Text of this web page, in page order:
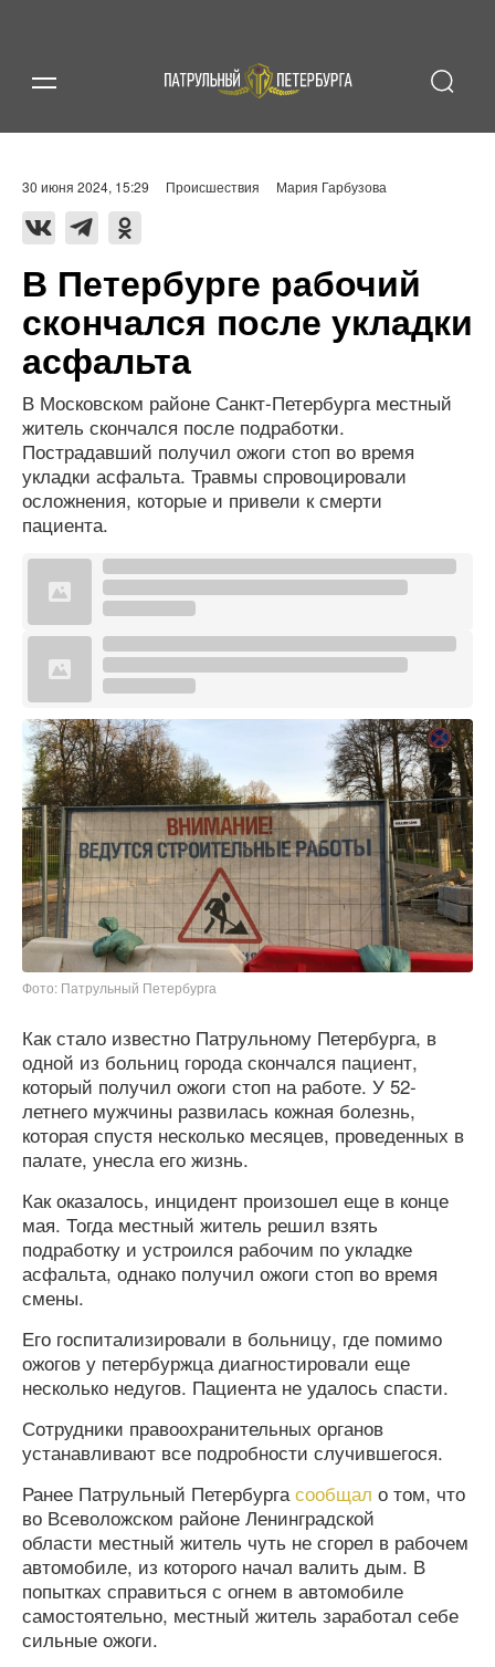
30 июня 2024, 15:29 Происшествия Мария Гарбузова
В Петербурге рабочий
скончался после укладки
асфальта
В Московском районе Санкт-Петербурга местный
житель скончался после подработки.
Пострадавший получил ожоги стоп во время
укладки асфальта. Травмы спровоцировали
осложнения, которые и привели к смерти
пациента.
Фото: Патрульный Петербурга
Как стало известно Патрульному Петербурга, в
одной из больниц города скончался пациент,
который получил ожоги стоп на работе. У 52-
летнего мужчины развилась кожная болезнь,
которая спустя несколько месяцев, проведенных в
палате, унесла его жизнь.
Как оказалось, инцидент произошел еще в конце
мая. Тогда местный житель решил взять
подработку и устроился рабочим по укладке
асфальта, однако получил ожоги стоп во время
смены.
Его госпитализировали в больницу, где помимо
ожогов у петербуржца диагностировали еще
несколько недугов. Пациента не удалось спасти.
Сотрудники правоохранительных органов
устанавливают все подробности случившегося.
Ранее Патрульный Петербургасообщал о том, что
во Всеволожском районе Ленинградской
области местный житель чуть не сгорел в рабочем
автомобиле, из которого начал валить дым. В
попытках справиться с огнем в автомобиле
самостоятельно, местный житель заработал себе
сильные ожоги.